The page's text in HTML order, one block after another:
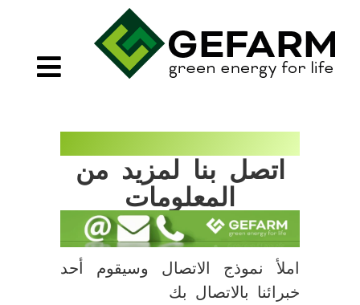
اتصل بنا لمزيد من
المعلومات
املأ نموذج الاتصال وسيقوم أحد
خبرائنا بالاتصال بك